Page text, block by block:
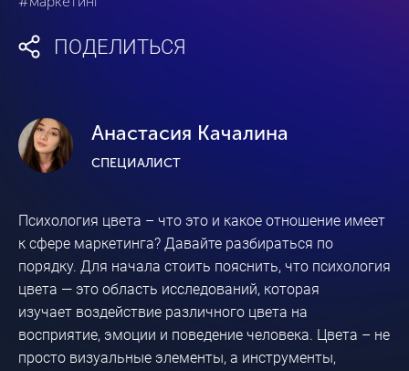
ПОДЕЛИТЬСЯ
Анастасия Качалина
СПЕЦИАЛИСТ
Психология цвета – что это и какое отношение имеет
к сфере маркетинга? Давайте разбираться по
порядку. Для начала стоить пояснить, что психология
цвета — это область исследований, которая
изучает воздействие различного цвета на
восприятие, эмоции и поведение человека. Цвета – не
просто визуальные элементы, а инструменты,